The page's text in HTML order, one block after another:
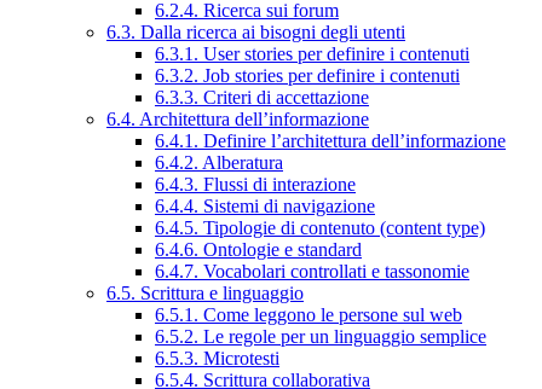
6.2.4. Ricerca sui forum
6.3. Dalla ricerca ai bisogni degli utenti
6.3.1. User stories per definire i contenuti
6.3.2. Job stories per definire i contenuti
6.3.3. Criteri di accettazione
6.4. Architettura dell’informazione
6.4.1. Definire l’architettura dell’informazione
6.4.2. Alberatura
6.4.3. Flussi di interazione
6.4.4. Sistemi di navigazione
6.4.5. Tipologie di contenuto (content type)
6.4.6. Ontologie e standard
6.4.7. Vocabolari controllati e tassonomie
6.5. Scrittura e linguaggio
6.5.1. Come leggono le persone sul web
6.5.2. Le regole per un linguaggio semplice
6.5.3. Microtesti
6.5.4. Scrittura collaborativa